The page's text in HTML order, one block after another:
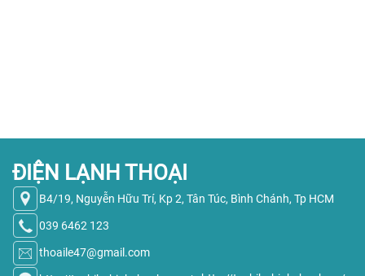
ĐIỆN LẠNH THOẠI
B4/19, Nguyễn Hữu Trí, Kp 2, Tân Túc, Bình Chánh, Tp HCM
039 6462 123
thoaile47@gmail.com